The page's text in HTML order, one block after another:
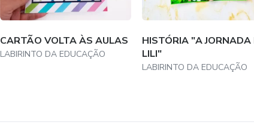
CARTÃO VOLTA ÀS AULAS
LABIRINTO DA EDUCAÇÃO
HISTÓRIA "A JORNADA
LILI"
LABIRINTO DA EDUCAÇÃO